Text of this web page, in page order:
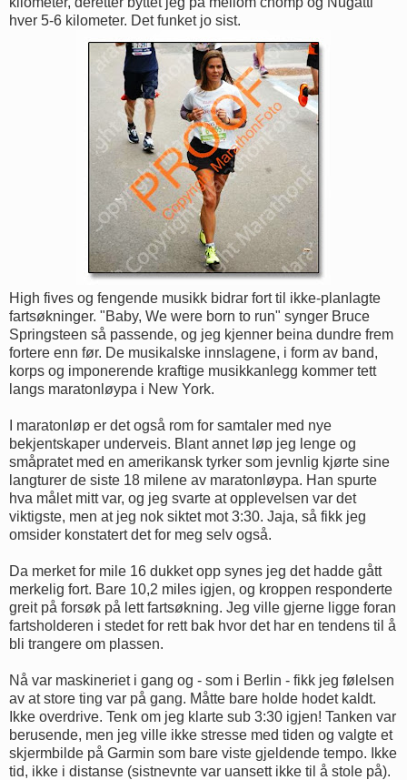
hver 5-6 kilometer. Det funket jo sist.
High fives og fengende musikk bidrar fort til ikke-planlagte
fartsøkninger. "Baby, We were born to run" synger Bruce
Springsteen så passende, og jeg kjenner beina dundre frem
fortere enn før. De musikalske innslagene, i form av band,
korps og imponerende kraftige musikkanlegg kommer tett
langs maratonløypa i New York.
I maratonløp er det også rom for samtaler med nye
bekjentskaper underveis. Blant annet løp jeg lenge og
småpratet med en amerikansk tyrker som jevnlig kjørte sine
langturer de siste 18 milene av maratonløypa. Han spurte
hva målet mitt var, og jeg svarte at opplevelsen var det
viktigste, men at jeg nok siktet mot 3:30. Jaja, så fikk jeg
omsider konstatert det for meg selv også.
Da merket for mile 16 dukket opp synes jeg det hadde gått
merkelig fort. Bare 10,2 miles igjen, og kroppen responderte
greit på forsøk på lett fartsøkning. Jeg ville gjerne ligge foran
fartsholderen i stedet for rett bak hvor det har en tendens til å
bli trangere om plassen.
Nå var maskineriet i gang og - som i Berlin - fikk jeg følelsen
av at store ting var på gang. Måtte bare holde hodet kaldt.
Ikke overdrive. Tenk om jeg klarte sub 3:30 igjen! Tanken var
berusende, men jeg ville ikke stresse med tiden og valgte et
skjermbilde på Garmin som bare viste gjeldende tempo. Ikke
tid, ikke i distanse (sistnevnte var uansett ikke til å stole på).